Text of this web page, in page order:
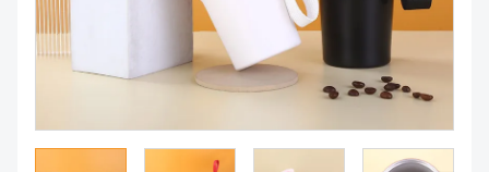
私たちについて